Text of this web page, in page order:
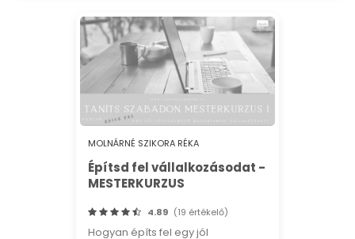
MOLNÁRNÉ SZIKORA RÉKA
Építsd fel vállalkozásodat -
MESTERKURZUS
4.89 (19 értékelő)
Hogyan építs fel egy jól